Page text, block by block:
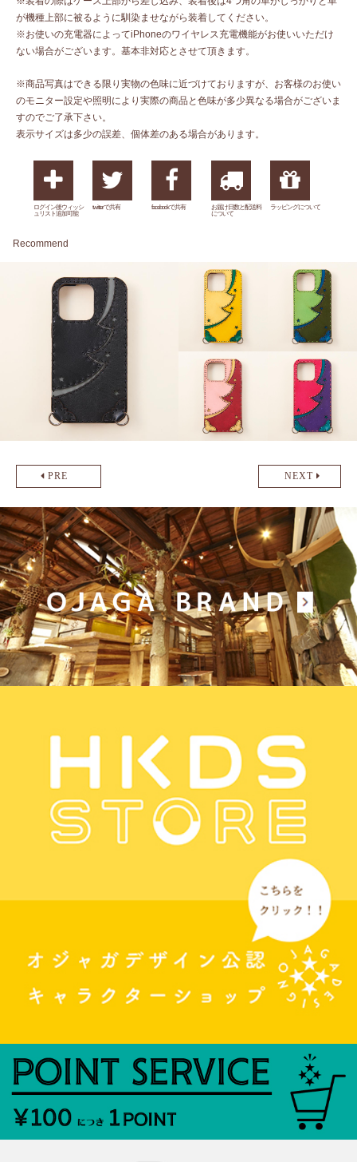
が機種上部に被るように馴染ませながら装着してください。
※お使いの充電器によってiPhoneのワイヤレス充電機能がお使いいただけ
ない場合がございます。基本非対応とさせて頂きます。
※商品写真はできる限り実物の色味に近づけておりますが、お客様のお使い
のモニター設定や照明により実際の商品と色味が多少異なる場合がございま
すのでご了承下さい。
表示サイズは多少の誤差、個体差のある場合があります。
ログイン後ウィッシ
ュリスト追加可能
twitterで共有 facebookで共有
お届け日数と配送料
について
ラッピングについて
Recommend